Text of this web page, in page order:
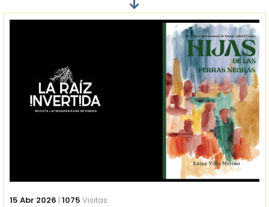
15 Abr 2026 | 1075 Visitas